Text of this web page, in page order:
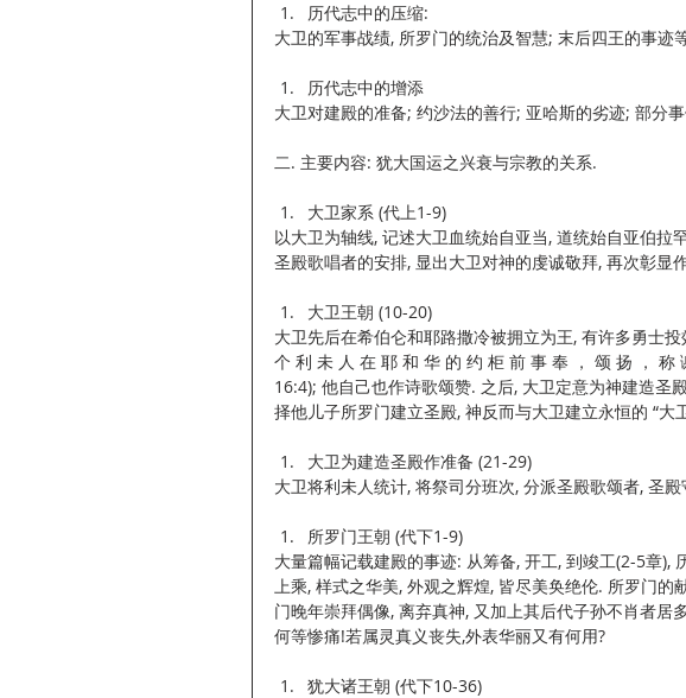
历代志中的压缩:
大卫的军事战绩, 所罗门的统治及智慧; 末后四王的事迹
历代志中的增添
大卫对建殿的准备; 约沙法的善行; 亚哈斯的劣迹; 部分
二. 主要内容: 犹大国运之兴衰与宗教的关系.
大卫家系 (代上1-9)
以大卫为轴线, 记述大卫血统始自亚当, 道统始自亚伯拉
圣殿歌唱者的安排, 显出大卫对神的虔诚敬拜, 再次彰显
大卫王朝 (10-20)
大卫先后在希伯仑和耶路撒冷被拥立为王, 有许多勇士
个 利 未 人 在 耶 和 华 的 约 柜 前 事 奉 ， 颂 扬 ， 称
16:4); 他自己也作诗歌颂赞. 之后, 大卫定意为神建造圣
择他儿子所罗门建立圣殿, 神反而与大卫建立永恒的 “大
大卫为建造圣殿作准备 (21-29)
大卫将利未人统计, 将祭司分班次, 分派圣殿歌颂者, 圣
所罗门王朝 (代下1-9)
大量篇幅记载建殿的事迹: 从筹备, 开工, 到竣工(2-5章),
上乘, 样式之华美, 外观之辉煌, 皆尽美奂绝伦. 所罗门
门晚年崇拜偶像, 离弃真神, 又加上其后代子孙不肖者居
何等惨痛!若属灵真义丧失,外表华丽又有何用?
犹大诸王朝 (代下10-36)